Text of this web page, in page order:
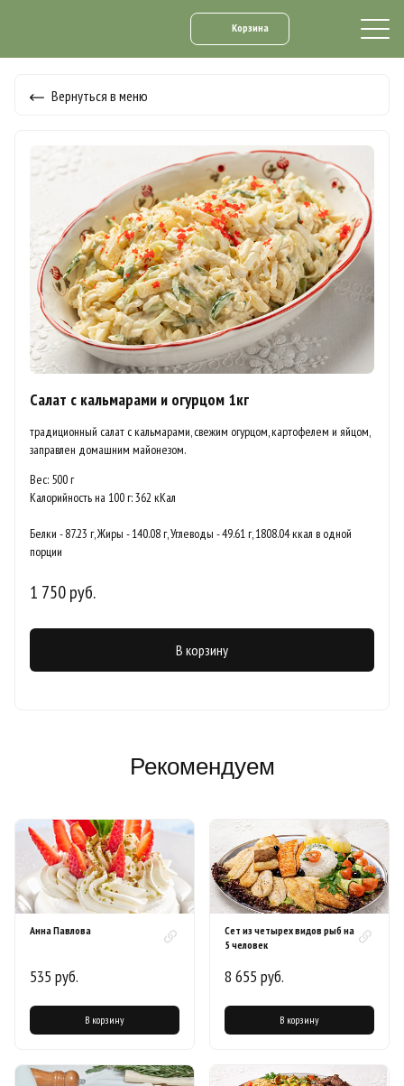
Корзина
Вернуться в меню
Салат с кальмарами и огурцом 1кг
традиционный салат с кальмарами, свежим огурцом, картофелем и яйцом,
заправлен домашним майонезом.
Вес: 500 г
Калорийность на 100 г: 362 кКал
Белки - 87.23 г, Жиры - 140.08 г, Углеводы - 49.61 г, 1808.04 ккал в одной
порции
1 750 руб.
В корзину
Рекомендуем
Анна Павлова
535 руб.
В корзину
Сет из четырех видов рыб на
5 человек
8 655 руб.
В корзину